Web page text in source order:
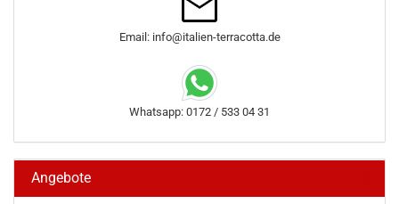
Email: info@italien-terracotta.de
Whatsapp: 0172 / 533 04 31
Angebote